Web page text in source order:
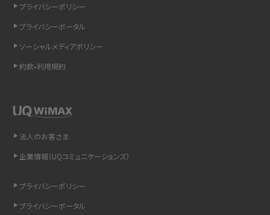
インスタのDMの送り方は？便利機能の使い方や注意点をわかりやすく解説
「iPhoneを探す」の使い方と設定方法を紹介！ブラウザやアプリから探す方法を
詳しく解説
Wi-Fiを快適に使うための速度はどれくらい？用途別の目安・回線ごとの平均を
LINEの着信音や通知音の設定・変更方法を解説！鳴らない場合の対処法も紹介
プライバシーポリシー
プライバシーポータル
ソーシャルメディアポリシー
約款•利用規約
法人のお客さま
企業情報（UQコミュニケーションズ）
プライバシーポリシー
プライバシーポータル